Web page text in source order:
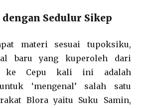
Sedulur Sikep
materi sesuai tupoksiku,
baru yang kuperoleh dari
ke Cepu kali ini adalah
‘mengenal’ salah satu
Blora yaitu Suku Samin,